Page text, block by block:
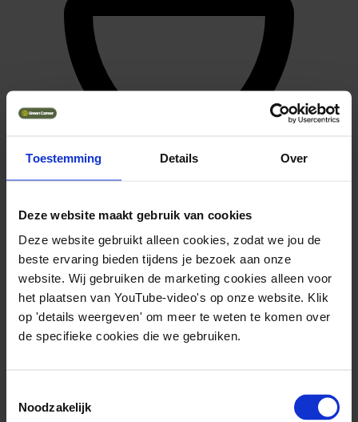
Toestemming Details Over
Deze website maakt gebruik van cookies
Deze website gebruikt alleen cookies, zodat we jou de
beste ervaring bieden tijdens je bezoek aan onze
website. Wij gebruiken de marketing cookies alleen voor
het plaatsen van YouTube-video's op onze website. Klik
op 'details weergeven' om meer te weten te komen over
de specifieke cookies die we gebruiken.
Noodzakelijk
Parttime